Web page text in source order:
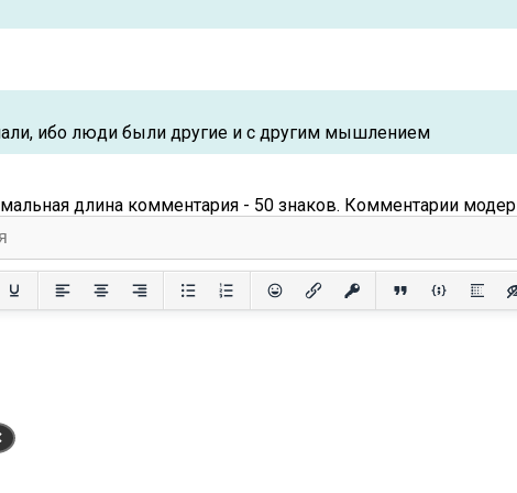
ибо люди были другие и с другим мышлением
длина комментария - 50 знаков. Комментарии